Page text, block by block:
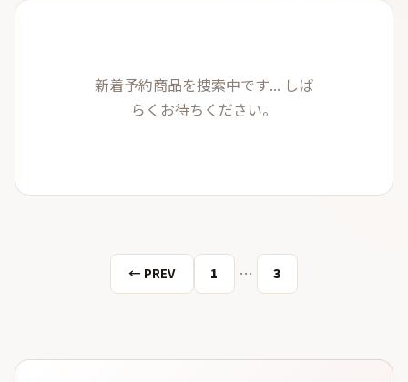
新着予約商品を捜索中です... しば
らくお待ちください。
← PREV 1 … 3